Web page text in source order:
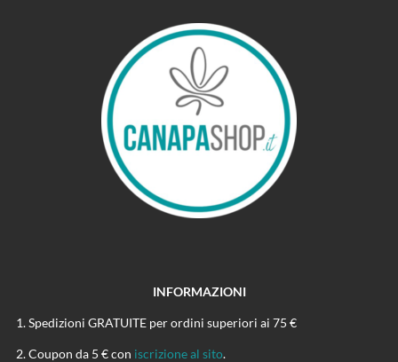
INFORMAZIONI
Spedizioni GRATUITE per ordini superiori ai 75 €
Coupon da 5 € con iscrizione al sito.